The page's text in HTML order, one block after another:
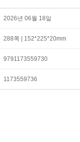
2026년 06월 18일
288쪽 | 152*225*20mm
9791173559730
1173559736